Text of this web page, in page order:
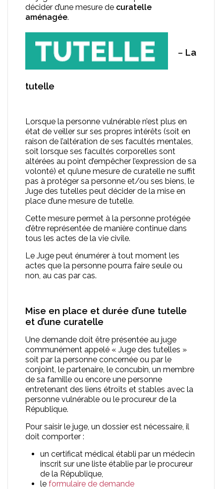
décider d’une mesure de curatelle
aménagée.
– La
tutelle
Lorsque la personne vulnérable n’est plus en
état de veiller sur ses propres intérêts (soit en
raison de l’altération de ses facultés mentales,
soit lorsque ses facultés corporelles sont
altérées au point d’empêcher l’expression de sa
volonté) et qu’une mesure de curatelle ne suffit
pas à protéger sa personne et/ou ses biens, le
Juge des tutelles peut décider de la mise en
place d’une mesure de tutelle.
Cette mesure permet à la personne protégée
d’être représentée de manière continue dans
tous les actes de la vie civile.
Le Juge peut énumérer à tout moment les
actes que la personne pourra faire seule ou
non, au cas par cas.
Mise en place et durée d’une tutelle
et d’une curatelle
Une demande doit être présentée au juge
communément appelé « Juge des tutelles »
soit par la personne concernée ou par le
conjoint, le partenaire, le concubin, un membre
de sa famille ou encore une personne
entretenant des liens étroits et stables avec la
personne vulnérable ou le procureur de la
République.
Pour saisir le juge, un dossier est nécessaire, il
doit comporter :
un certificat médical établi par un médecin
inscrit sur une liste établie par le procureur
de la République,
le formulaire de demande